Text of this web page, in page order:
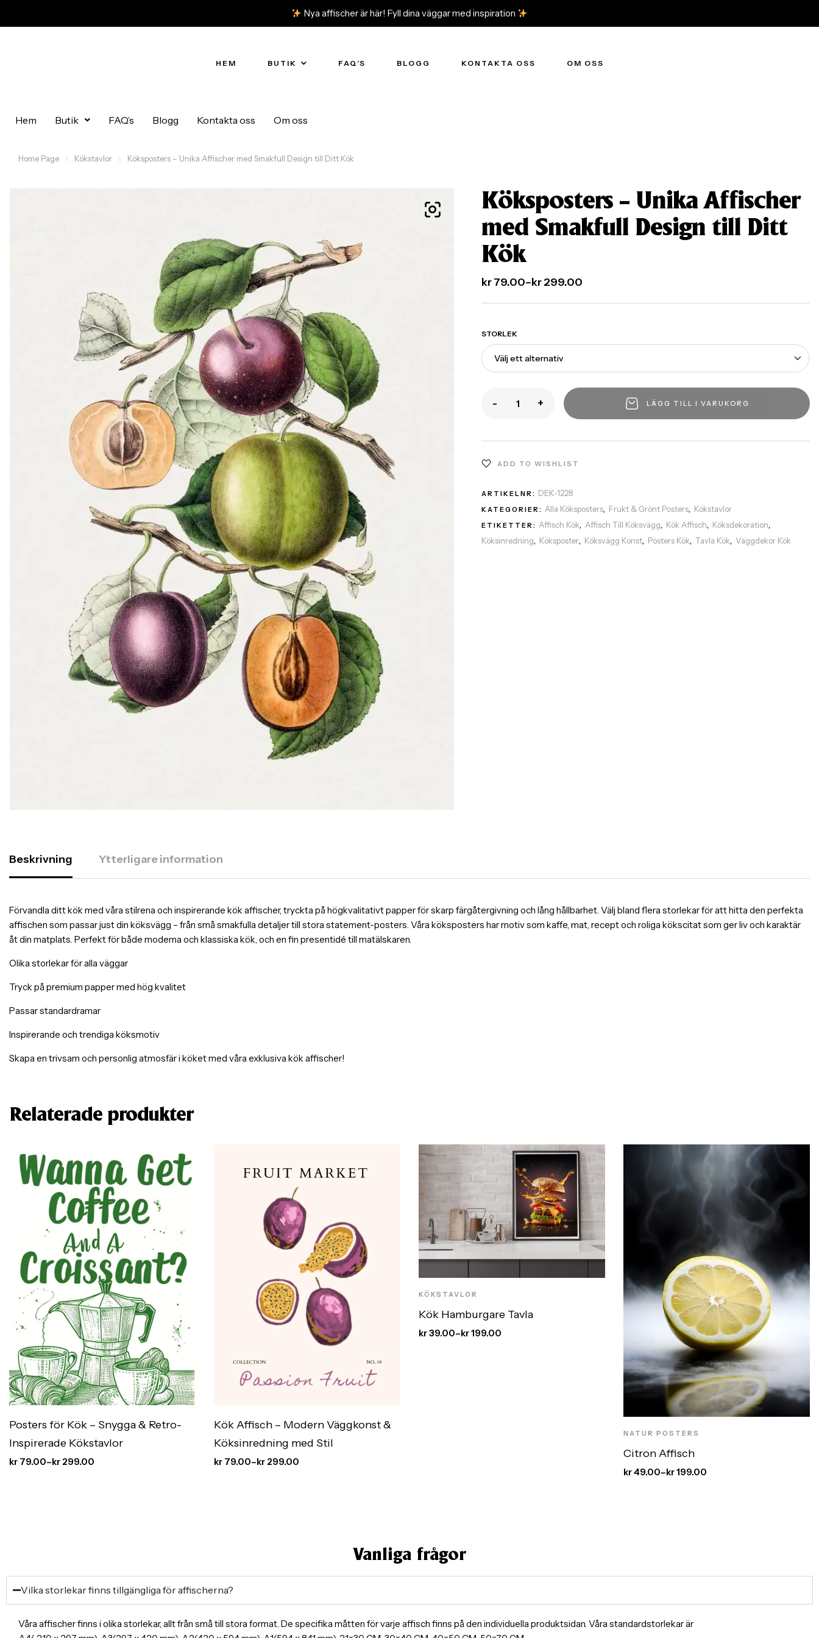
Nya affischer är här! Fyll dina väggar med inspiration
HEM BUTIK FAQ’S BLOGG KONTAKTA OSS OM OSS
Hem Butik FAQ’s Blogg Kontakta oss Om oss
Home Page Kökstavlor Köksposters – Unika Affischer med Smakfull Design till Ditt Kök
Köksposters – Unika Affischer
med Smakfull Design till Ditt
Kök
kr79.00–kr299.00
STORLEK
- + LÄGG TILL I VARUKORG
ADD TO WISHLIST
ARTIKELNR: DEK-1228
KATEGORIER:Alla Köksposters, Frukt & Grönt Posters, Kökstavlor
ETIKETTER:Affisch Kök,Affisch Till Köksvägg, Kök Affisch, Köksdekoration,
Köksinredning, Köksposter, Köksvägg Konst, Posters Kök, Tavla Kök, Väggdekor Kök
Beskrivning Ytterligare information
Förvandla ditt kök med våra stilrena och inspirerande kök affischer, tryckta på högkvalitativt papper för skarp färgåtergivning och lång hållbarhet. Välj bland flera storlekar för att hitta den perfekta
affischen som passar just din köksvägg – från små smakfulla detaljer till stora statement-posters. Våra köksposters har motiv som kaffe, mat, recept och roliga kökscitat som ger liv och karaktär
åt din matplats. Perfekt för både moderna och klassiska kök, och en fin presentidé till matälskaren.
Olika storlekar för alla väggar
Tryck på premium papper med hög kvalitet
Passar standardramar
Inspirerande och trendiga köksmotiv
Skapa en trivsam och personlig atmosfär i köket med våra exklusiva kök affischer!
Relaterade produkter
Posters för Kök – Snygga & Retro-
Inspirerade Kökstavlor
kr 79.00–kr 299.00
Kök Affisch – Modern Väggkonst &
Köksinredning med Stil
kr 79.00–kr 299.00
KÖKSTAVLOR
Kök Hamburgare Tavla
kr39.00–kr199.00
NATUR POSTERS
Citron Affisch
kr49.00–kr199.00
Vanliga frågor
Vilka storlekar finns tillgängliga för affischerna?
Våra affischer finns i olika storlekar, allt från små till stora format. De specifika måtten för varje affisch finns på den individuella produktsidan. Våra standardstorlekar är